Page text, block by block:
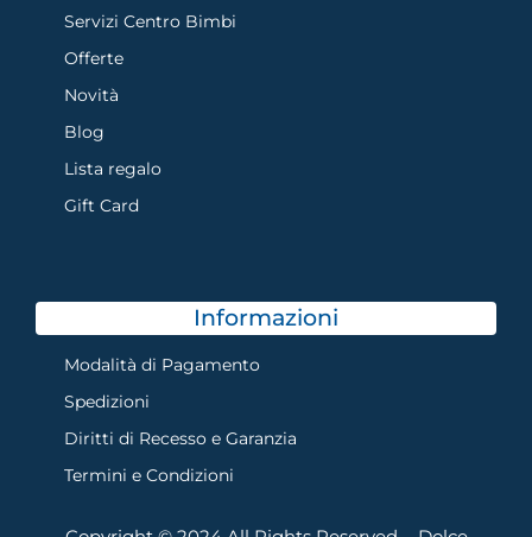
Servizi Centro Bimbi
Offerte
Novità
Blog
Lista regalo
Gift Card
Informazioni
Modalità di Pagamento
Spedizioni
Diritti di Recesso e Garanzia
Termini e Condizioni